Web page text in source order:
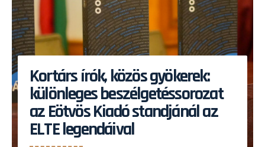
Kortárs írók, közös gyökerek:
különleges beszélgetéssorozat
az Eötvös Kiadó standjánál az
ELTE legendáival